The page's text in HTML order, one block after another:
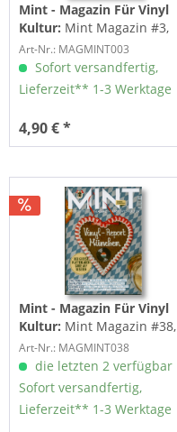
Mint - Magazin Für Vinyl
Kultur: Mint Magazin #3,
April 2016
Art-Nr.: MAGMINT003
Sofort versandfertig,
Lieferzeit** 1-3 Werktage
4,90 € *
Mint - Magazin Für Vinyl
Kultur: Mint Magazin #38,
08/20
Art-Nr.: MAGMINT038
die letzten 2 verfügbar
Sofort versandfertig,
Lieferzeit** 1-3 Werktage